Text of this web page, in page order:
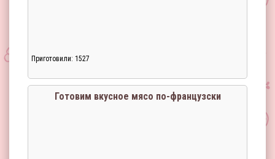
Приготовили: 1527
Готовим вкусное мясо по-французски